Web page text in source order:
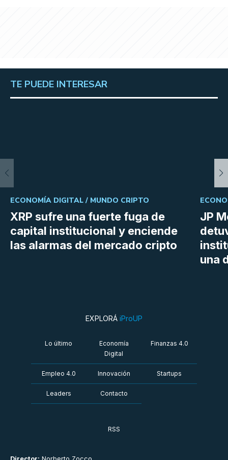
TE PUEDE INTERESAR
XRP sufre una fuerte fuga de
capital institucional y enciende
las alarmas del mercado cripto
ECONOMÍA DIGITAL / MUNDO CRIPTO
JP
una
EXPLORÁ iProUP
Lo último
Economía
Digital
Finanzas 4.0
Empleo 4.0 Innovación Startups
Leaders Contacto
RSS